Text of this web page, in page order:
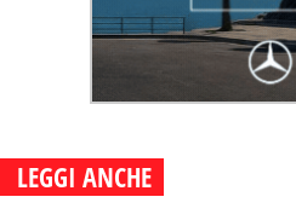
LEGGI ANCHE